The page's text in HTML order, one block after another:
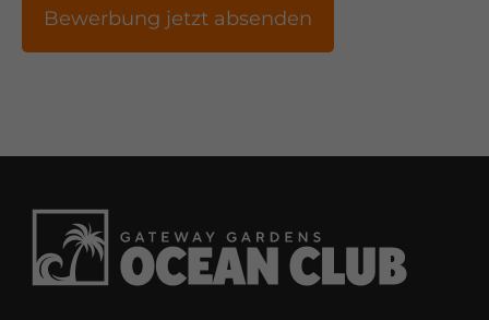
Bewerbung jetzt absenden